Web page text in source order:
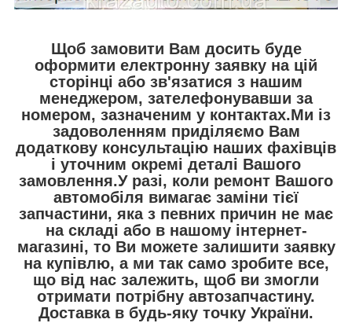
Щоб замовити Вам досить буде
оформити електронну заявку на цій
сторінці або зв'язатися з нашим
менеджером, зателефонувавши за
номером, зазначеним у контактах.Ми із
задоволенням приділяємо Вам
додаткову консультацію наших фахівців
і уточним окремі деталі Вашого
замовлення.У разі, коли ремонт Вашого
автомобіля вимагає заміни тієї
запчастини, яка з певних причин не має
на складі або в нашому інтернет-
магазині, то Ви можете залишити заявку
на купівлю, а ми так само зробите все,
що від нас залежить, щоб ви змогли
отримати потрібну автозапчастину.
Доставка в будь-яку точку України.